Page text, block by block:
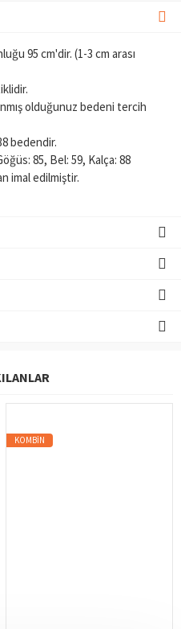
95 cm'dir. (1-3 cm arası
olduğunuz bedeni tercih
bedendir.
85, Bel: 59, Kalça: 88
imal edilmiştir.
KOMBIN